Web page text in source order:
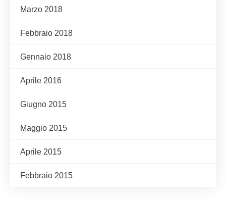
Marzo 2018
Febbraio 2018
Gennaio 2018
Aprile 2016
Giugno 2015
Maggio 2015
Aprile 2015
Febbraio 2015